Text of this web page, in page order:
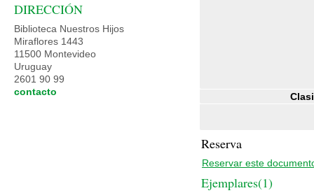
Reserva
Reservar este
Ejemplares(1)
DIRECCIÓN
Biblioteca Nuestros Hijos
Miraflores 1443
11500 Montevideo
Uruguay
2601 90 99
contacto